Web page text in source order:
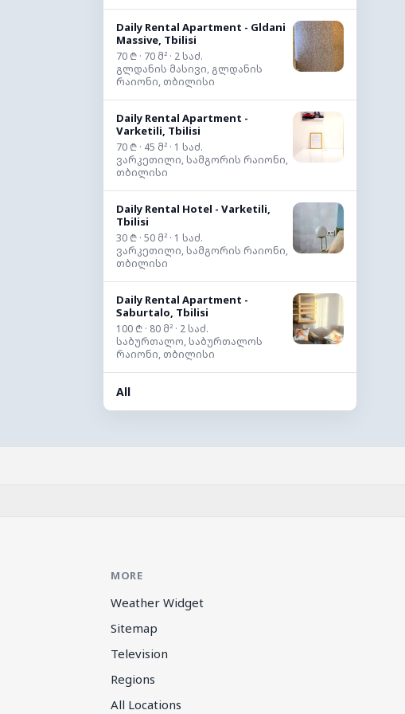
Daily Rental Apartment - Gldani
Massive, Tbilisi
70 ₾ · 70 მ² · 2 საძ.
გლდანის მასივი, გლდანის
რაიონი, თბილისი
Daily Rental Apartment -
Varketili, Tbilisi
70 ₾ · 45 მ² · 1 საძ.
ვარკეთილი, სამგორის რაიონი,
თბილისი
Daily Rental Hotel - Varketili,
Tbilisi
30 ₾ · 50 მ² · 1 საძ.
ვარკეთილი, სამგორის რაიონი,
თბილისი
Daily Rental Apartment -
Saburtalo, Tbilisi
100 ₾ · 80 მ² · 2 საძ.
საბურთალო, საბურთალოს
რაიონი, თბილისი
All
MORE
Weather Widget
Sitemap
Television
Regions
All Locations